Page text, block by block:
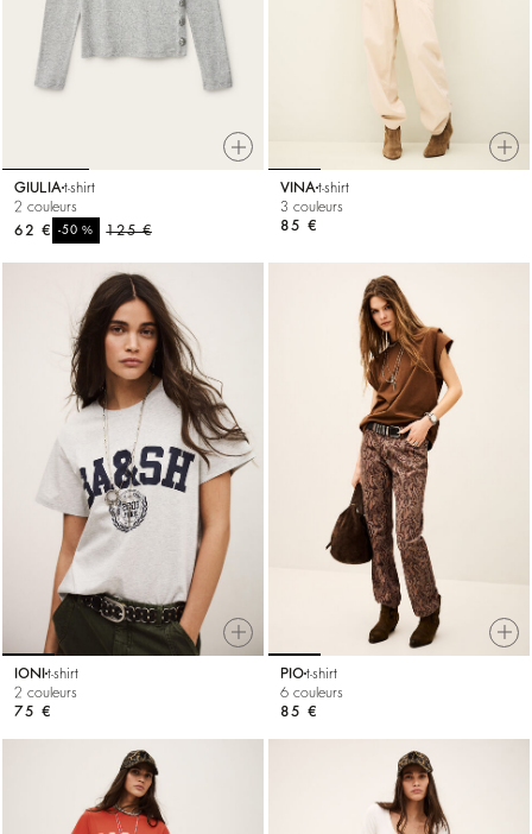
GIULIA t-shirt
2 couleurs
125 €
-50%
62 €
VINA t-shirt
3 couleurs
85 €
IONI t-shirt
2 couleurs
75 €
PIOt-shirt
6 couleurs
85 €